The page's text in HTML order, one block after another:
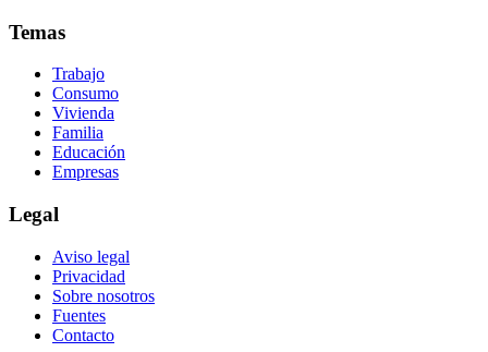
Temas
Trabajo
Consumo
Vivienda
Familia
Educación
Empresas
Legal
Aviso legal
Privacidad
Sobre nosotros
Fuentes
Contacto